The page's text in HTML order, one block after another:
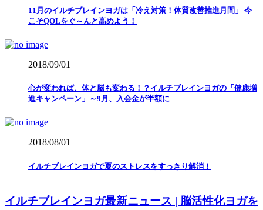
11月のイルチブレインヨガは「冷え対策！体質改善推進月間」 今
こそQOLをぐ～んと高めよう！
2018/09/01
心が変われば、体と脳も変わる！？イルチブレインヨガの「健康増
進キャンペーン」～9月、入会金が半額に
2018/08/01
イルチブレインヨガで夏のストレスをすっきり解消！
イルチブレインヨガ最新ニュース | 脳活性化ヨガを